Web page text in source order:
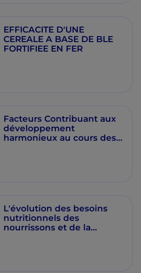
EFFICACITE D'UNE
CEREALE A BASE DE BLE
FORTIFIEE EN FER
Facteurs Contribuant aux
développement
harmonieux au cours des
L'évolution des besoins
nutritionnels des
nourrissons et de la